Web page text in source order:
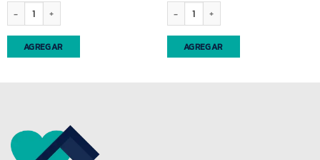
Ballerina cantidad
AGREGAR
Rejilla 35x42c Pergamino x unidad
AGREGAR